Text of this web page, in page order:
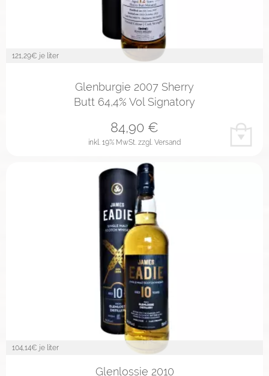
121,29€ je liter
Glenburgie 2007 Sherry
Butt 64,4% Vol Signatory
inkl. 19% MwSt. zzgl. Versand
84,90 €
104,14€ je liter
Glenlossie 2010